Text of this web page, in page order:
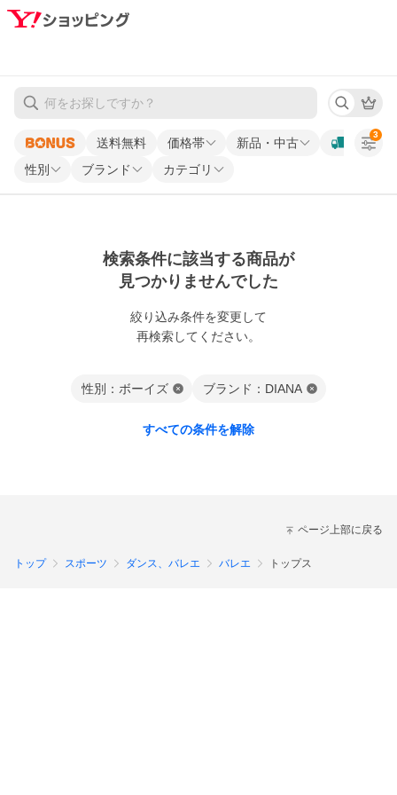
送料無料 価格帯
新品・中古
性別
ブランド カテゴリ
3
検索条件に該当する商品が
見つかりませんでした
絞り込み条件を変更して
再検索してください。
性別：ボーイズ ブランド：DIANA
すべての条件を解除
ページ上部に戻る
トップ スポーツ ダンス、バレエ バレエ トップス